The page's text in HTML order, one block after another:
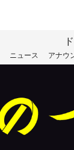
ニュース アナウ